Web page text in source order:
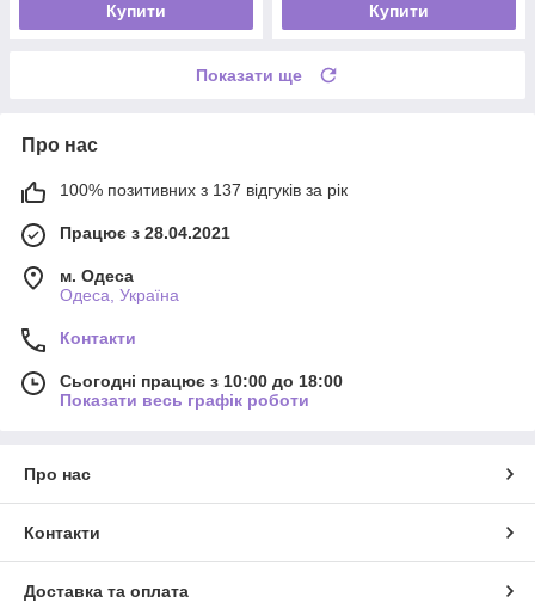
Купити Купити
Показати ще
Про нас
100% позитивних з 137 відгуків за рік
Працює з 28.04.2021
м. Одеса
Одеса, Україна
Контакти
Сьогодні працює з 10:00 до 18:00
Показати весь графік роботи
Про нас
Контакти
Доставка та оплата